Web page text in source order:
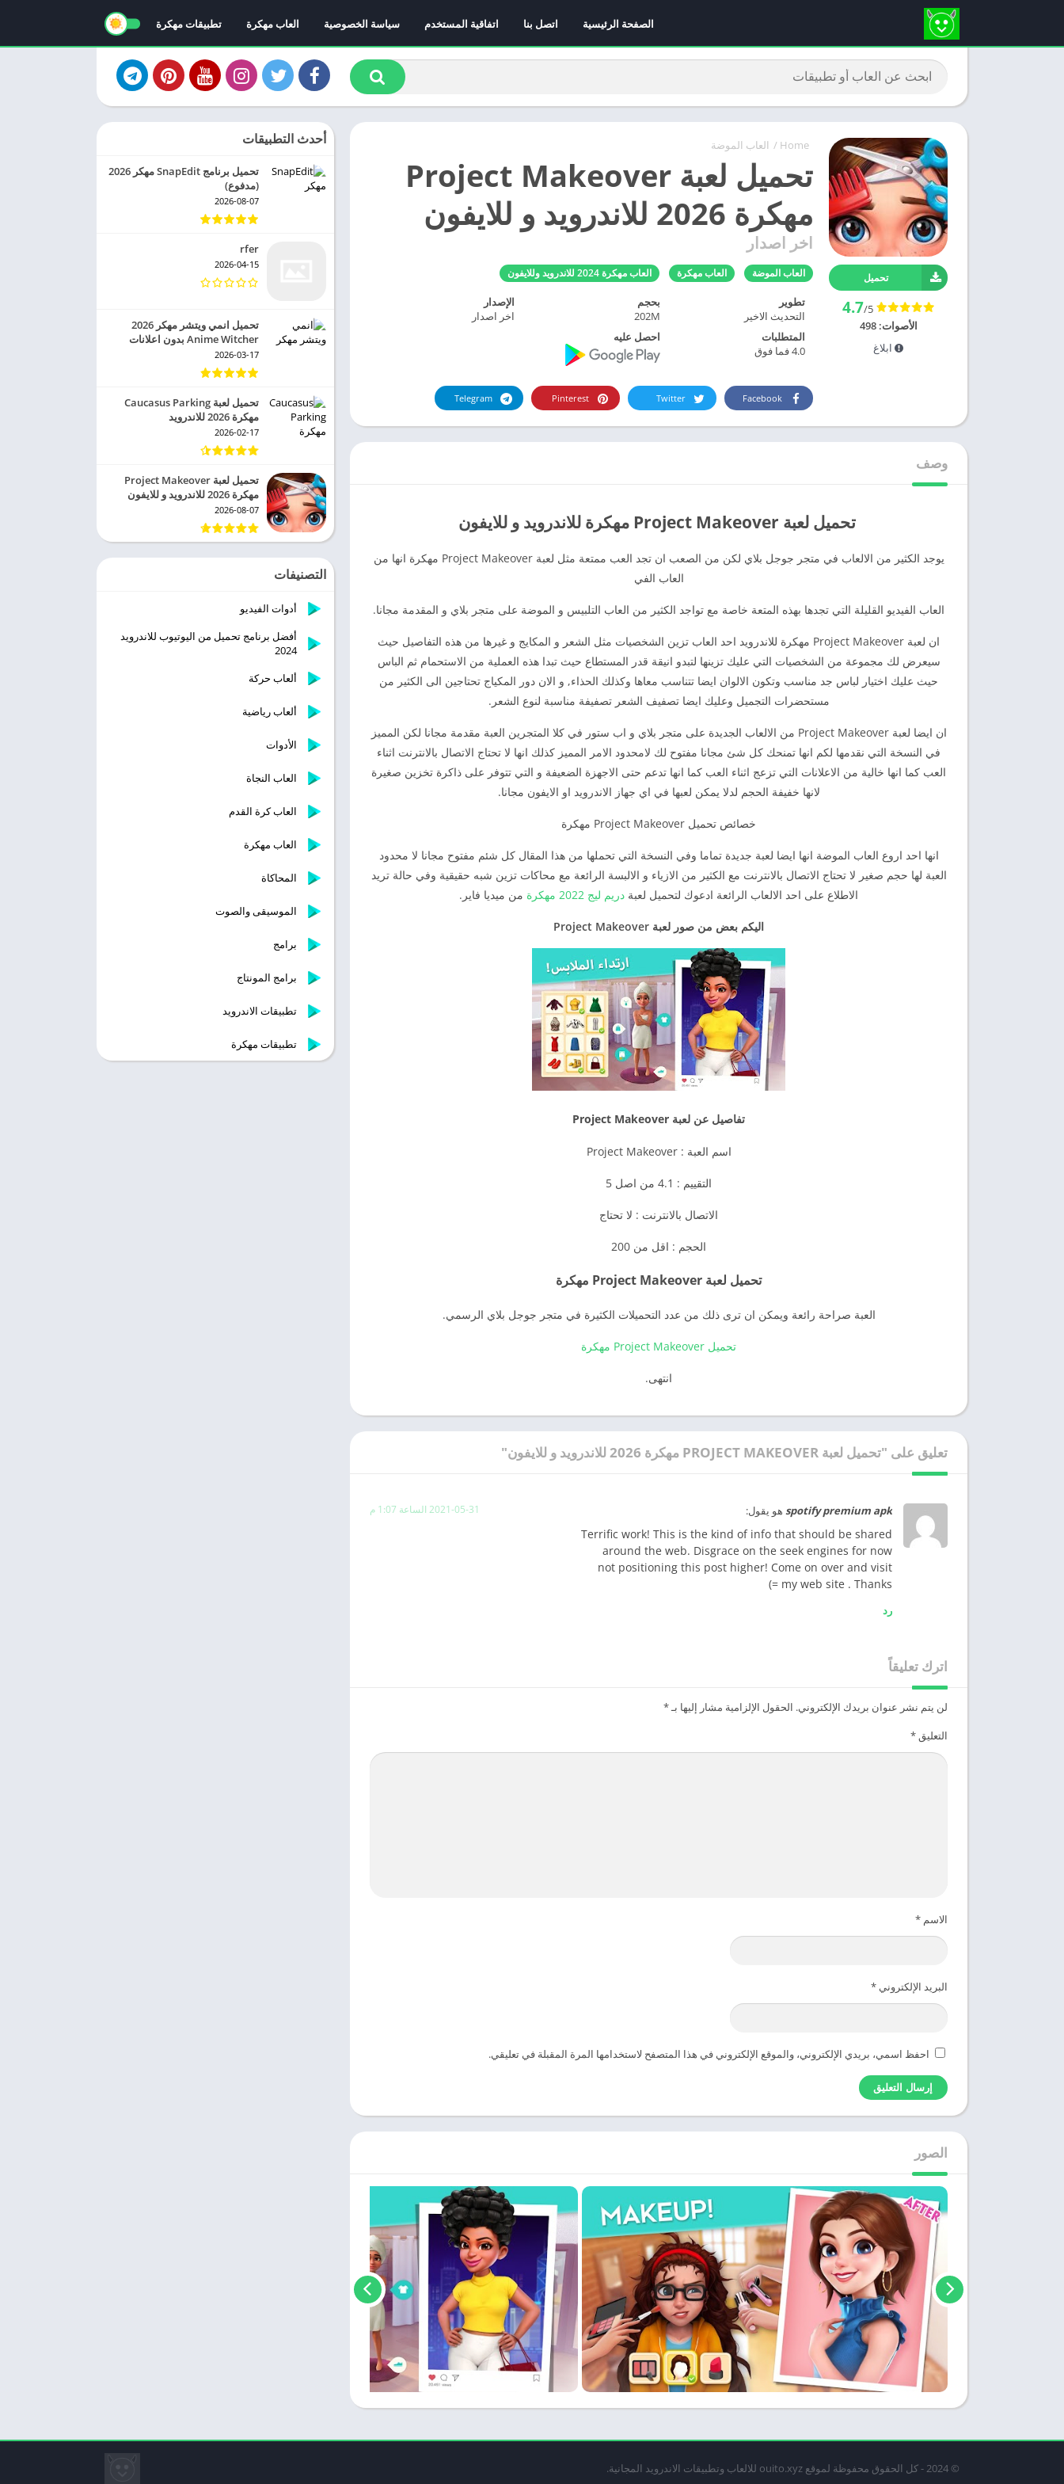
الصفحة الرئيسية اتصل بنا اتفاقية المستخدم سياسة الخصوصية العاب مهكرة تطبيقات مهكرة
Home
/ العاب الموضة
تحميل لعبة Project Makeover
مهكرة 2026 للاندرويد و للايفون
اخر اصدار
العاب الموضة العاب مهكرة العاب مهكرة 2024 للاندرويد وللايفون تحميل
4.7/5
الأصوات:498
ابلاغ
تطوير
التحديث الاخير
بحجم
202M
الإصدار
اخر اصدار
المتطلبات
4.0 فما فوق
احصل عليه
Facebook
Twitter
Pinterest
Telegram
وصف
تحميل لعبة Project Makeover مهكرة للاندرويد و للايفون
يوجد الكثير من الالعاب في متجر جوجل بلاي لكن من الصعب ان تجد العب ممتعة مثل لعبة Project Makeover مهكرة انها من
العاب الفي
العاب الفيديو القليلة التي تجدها بهذه المتعة خاصة مع تواجد الكثير من العاب التلبيس و الموضة على متجر بلاي و المقدمة مجانا.
ان لعبة Project Makeover مهكرة للاندرويد احد العاب تزين الشخصيات مثل الشعر و المكايج و غيرها من هذه التفاصيل حيث
سيعرض لك مجموعة من الشخصيات التي عليك تزينها لتبدو انيقة قدر المستطاع حيث تبدا هذه العملية من الاستحمام ثم الباس
حيث عليك اختيار لباس جد مناسب وتكون الالوان ايضا تتناسب معاها وكذلك الحذاء, و الان دور المكياج تحتاجين الى الكثير من
مستحضرات التجميل وعليك ايضا تصفيف الشعر تصفيفة مناسبة لنوع الشعر.
ان ايضا لعبة Project Makeover من الالعاب الجديدة على متجر بلاي و اب ستور في كلا المتجرين العبة مقدمة مجانا لكن المميز
في النسخة التي نقدمها لكم انها تمنحك كل شئ مجانا مفتوح لك لامحدود الامر المميز كذلك انها لا تحتاج الاتصال بالانترنت اثناء
العب كما انها خالية من الاعلانات التي تزعج اثناء العب كما انها تدعم حتى الاجهزة الضعيفة و التي تتوفر على ذاكرة تخزين صغيرة
لانها خفيفة الحجم لدلا يمكن لعبها في اي جهاز الاندرويد او الايفون مجانا.
خصائص تحميل Project Makeover مهكرة
انها احد اروع العاب الموضة انها ايضا لعبة جديدة تماما وفي النسخة التي تحملها من هذا المقال كل شئم مفتوح مجانا لا محدود
العبة لها حجم صغير لا تحتاج الاتصال بالانترنت مع الكثير من الازياء و الالبسة الرائعة مع محاكات تزين شبه حقيقية وفي حالة تريد
الاطلاع على احد الالعاب الرائعة ادعوك لتحميل لعبة دريم ليج 2022 مهكرة من ميديا فاير.
اليكم بعض من صور لعبة Project Makeover
تفاصيل عن لعبة Project Makeover
اسم العبة : Project Makeover
التقييم : 4.1 من اصل 5
الاتصال بالانترنت : لا تحتاج
الحجم : اقل من 200
تحميل لعبة Project Makeover مهكرة
العبة صراحة رائعة ويمكن ان ترى ذلك من عدد التحميلات الكثيرة في متجر جوجل بلاي الرسمي.
تحميل Project Makeover مهكرة
انتهى.
تعليق على "تحميل لعبة PROJECT MAKEOVER مهكرة 2026 للاندرويد و للايفون"
spotify premium apk هو يقول: 2021-05-31 الساعة 1:07 م
Terrific work! This is the kind of info that should be shared
around the web. Disgrace on the seek engines for now
not positioning this post higher! Come on over and visit
my web site . Thanks =)
رد
اترك تعليقاً
لن يتم نشر عنوان بريدك الإلكتروني. الحقول الإلزامية مشار إليها بـ*
التعليق *
الاسم *
البريد الإلكتروني *
احفظ اسمي، بريدي الإلكتروني، والموقع الإلكتروني في هذا المتصفح لاستخدامها المرة المقبلة في تعليقي.
الصور
أحدث التطبيقات
تحميل برنامج SnapEdit مهكر 2026
(مدفوع)
2026-08-07
rfer
2026-04-15
تحميل انمي ويتشر مهكر 2026
Anime Witcher بدون اعلانات
2026-03-17
تحميل لعبة Caucasus Parking
مهكرة 2026 للاندرويد
2026-02-17
تحميل لعبة Project Makeover
مهكرة 2026 للاندرويد و للايفون
2026-08-07
التصنيفات
أدوات الفيديو
أفضل برنامج تحميل من اليوتيوب للاندرويد
2024
ألعاب حركة
ألعاب رياضية
الأدوات
العاب النجاة
العاب كرة القدم
العاب مهكرة
المحاكاة
الموسيقى والصوت
برامج
برامج المونتاج
تطبيقات الاندرويد
تطبيقات مهكرة
© 2024 - كل الحقوق محفوظة لموقع ouito.xyz للالعاب وتطبيقات الاندرويد المجانية.